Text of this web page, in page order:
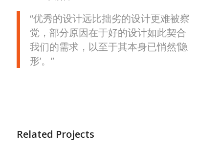
“优秀的设计远比拙劣的设计更难被察
觉，部分原因在于好的设计如此契合
我们的需求，以至于其本身已悄然‘隐
形’。”
Related Projects